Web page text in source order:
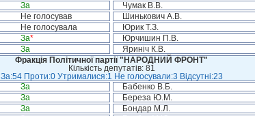
За Чумак В.В.
Не голосував Шинькович А.В.
Не голосувала Юрик Т.З.
За* Юрчишин П.В.
За Яриніч К.В.
Фракція Політичної партії "НАРОДНИЙ ФРОНТ"
Кількість депутатів: 81
За:54 Проти:0 Утрималися:1 Не голосували:3 Відсутні:23
За Бабенко В.Б.
За Береза Ю.М.
За Бондар М.Л.